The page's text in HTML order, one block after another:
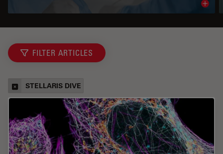
FILTER ARTICLES
STELLARIS DIVE